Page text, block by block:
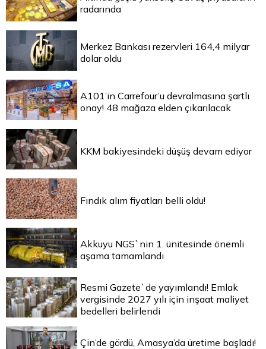
radarında
Merkez Bankası rezervleri 164,4 milyar
dolar oldu
A101’in Carrefour’u devralmasına şartlı
onay! 48 mağaza elden çıkarılacak
KKM bakiyesindeki düşüş devam ediyor
Fındık alım fiyatları belli oldu!
Akkuyu NGS`nin 1. ünitesinde önemli
aşama tamamlandı
Resmi Gazete`de yayımlandı! Emlak
vergisinde 2027 yılı için inşaat maliyet
bedelleri belirlendi
Çin’de gördü, Amasya’da üretime başladı!